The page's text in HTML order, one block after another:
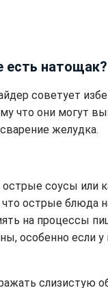
есть натощак?
советует
что они могут
желудка.
соусы или
острые блюда
на процессы
особенно если
слизистую